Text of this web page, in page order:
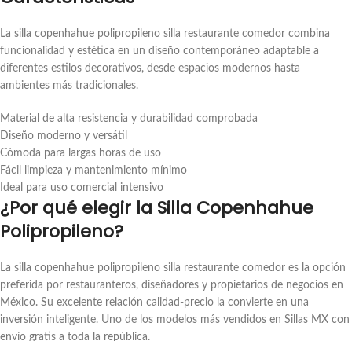
La silla copenhahue polipropileno silla restaurante comedor combina
funcionalidad y estética en un diseño contemporáneo adaptable a
diferentes estilos decorativos, desde espacios modernos hasta
ambientes más tradicionales.
Material de alta resistencia y durabilidad comprobada
Diseño moderno y versátil
Cómoda para largas horas de uso
Fácil limpieza y mantenimiento mínimo
Ideal para uso comercial intensivo
¿Por qué elegir la Silla Copenhahue
Polipropileno?
La silla copenhahue polipropileno silla restaurante comedor es la opción
preferida por restauranteros, diseñadores y propietarios de negocios en
México. Su excelente relación calidad-precio la convierte en una
inversión inteligente. Uno de los modelos más vendidos en Sillas MX con
envío gratis a toda la república.